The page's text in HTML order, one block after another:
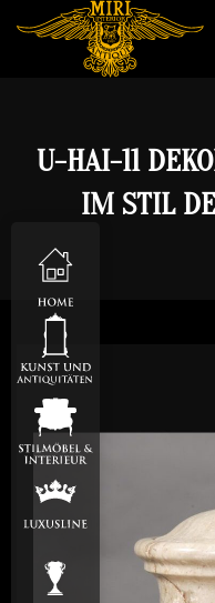
U-HAI-11
IM STIL